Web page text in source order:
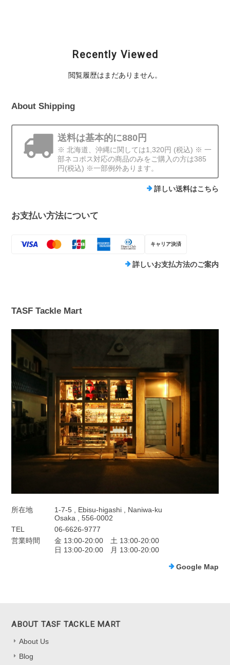
Recently Viewed
閲覧履歴はまだありません。
About Shipping
送料は基本的に880円
※ 北海道、沖縄に関しては1,320円 (税込) ※ 一
部ネコポス対応の商品のみをご購入の方は385
円(税込) ※一部例外あります。
詳しい送料はこちら
お支払い方法について
キャリア決済
詳しいお支払方法のご案内
TASF Tackle Mart
所在地
1-7-5 , Ebisu-higashi , Naniwa-ku
Osaka , 556-0002
TEL
06-6626-9777
営業時間
金 13:00-20:00 土 13:00-20:00
日 13:00-20:00 月 13:00-20:00
Google Map
ABOUT TASF TACKLE MART
About Us
Blog